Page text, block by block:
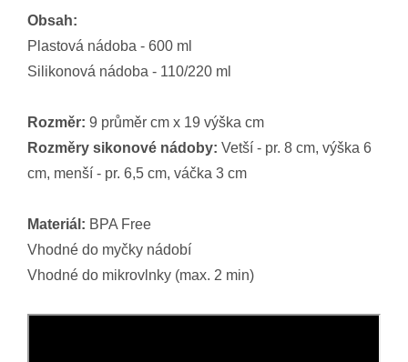
Obsah:
Plastová nádoba - 600 ml
Silikonová nádoba - 110/220 ml
Rozměr: 9 průměr cm x 19 výška cm
Rozměry sikonové nádoby: Vetší - pr. 8 cm, výška 6
cm, menší - pr. 6,5 cm, váčka 3 cm
Materiál: BPA Free
Vhodné do myčky nádobí
Vhodné do mikrovlnky (max. 2 min)